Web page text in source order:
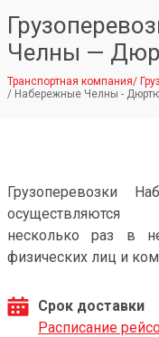
Челны —
Транспортная компания/
/ Набережные Челны -
Грузоперевозки
осуществляются
несколько раз в
физических лиц и
Срок доставки
Расписание